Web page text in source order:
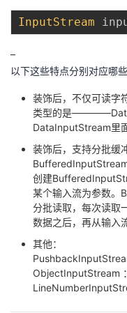
InputStream
–
以下这些特点分别对应哪
装饰后，不仅可读字
类型的是
DataInputStream里
装饰后，支持分批
创建
某个输入流为参数。
分批读取，每次读取
数据之后，再从输入
其他：
ObjectInputStream